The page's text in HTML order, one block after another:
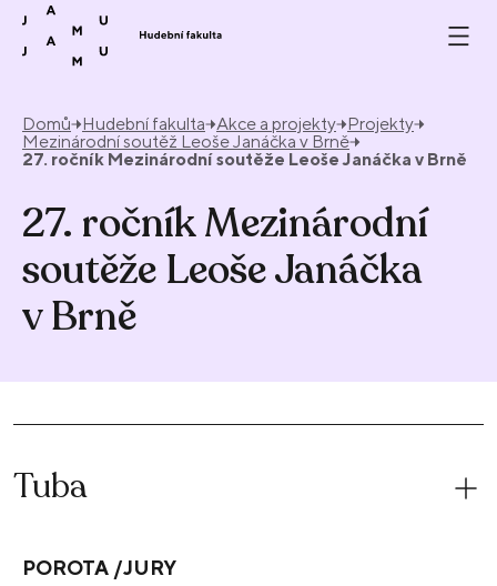
Přeskočit na obsah
Domů Hudební fakulta Akce a projekty Projekty
Mezinárodní soutěž Leoše Janáčka v Brně
27. ročník Mezinárodní soutěže Leoše Janáčka v Brně
27. ročník Mezinárodní
soutěže Leoše Janáčka
v Brně
Tuba
POROTA /JURY